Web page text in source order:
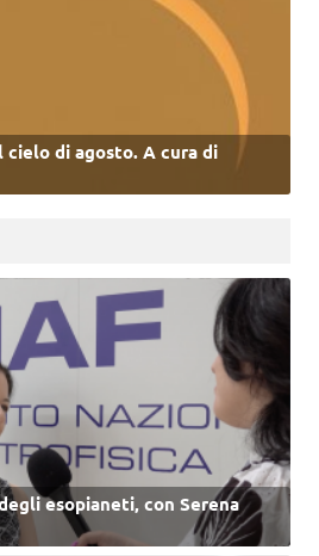
cielo di agosto. A cura di
esopianeti, con Serena